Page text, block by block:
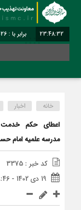
23:48:33 برابر با : Sunday - 9 August - 2026
خانه اخبار
اعطای حکم خدمت
مدرسه علمیه امام
کد خبر : 3375
19 دی 1402 - 8:46